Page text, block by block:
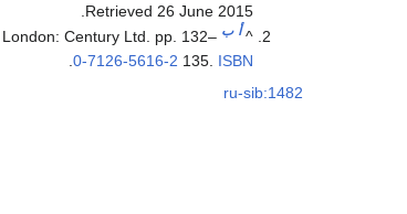
Retrieved 26 June 2015
^أ ب Century Ltd. pp. 132–
135. ISBN
0-7126-5616-2
.
ru-sib:1482